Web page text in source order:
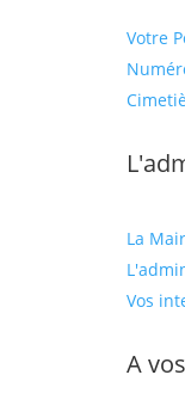
Votre
La
Vos
A